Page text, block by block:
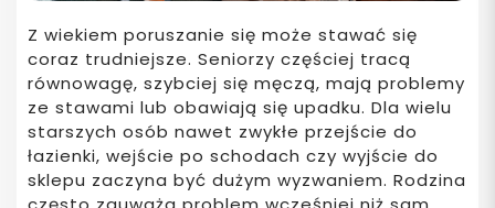
Z wiekiem poruszanie się może stawać się
coraz trudniejsze. Seniorzy częściej tracą
równowagę, szybciej się męczą, mają problemy
ze stawami lub obawiają się upadku. Dla wielu
starszych osób nawet zwykłe przejście do
łazienki, wejście po schodach czy wyjście do
sklepu zaczyna być dużym wyzwaniem. Rodzina